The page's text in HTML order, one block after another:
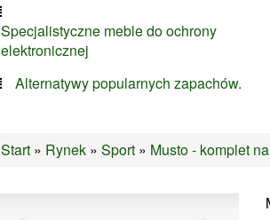
Specjalistyczne meble do ochrony
elektronicznej
Alternatywy popularnych zapachów.
Start » Rynek » Sport » Musto - komplet